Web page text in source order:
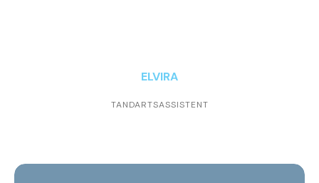
ELVIRA
TANDARTSASSISTENT